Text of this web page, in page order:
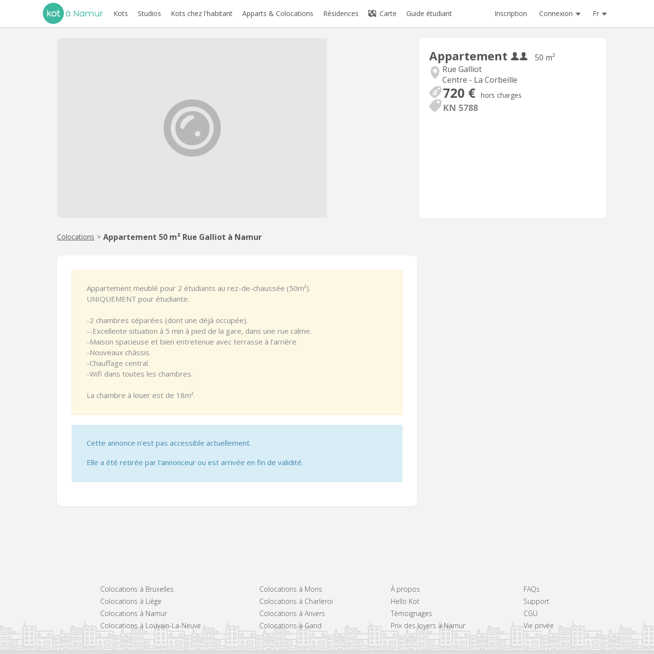
Kots Studios Kots chez l'habitant Apparts & Colocations Résidences Carte Guide étudiant Inscription Connexion Fr
Appartement
50 m²
Rue Galliot
Centre - La Corbeille
720 € hors charges
KN 5788
Colocations > Appartement 50 m² Rue Galliot à Namur
Appartement meublé pour 2 étudiants au rez-de-chaussée (50m²).
UNIQUEMENT pour étudiante.
-2 chambres séparées (dont une déjà occupée).
--Excellente situation à 5 min à pied de la gare, dans une rue calme.
-Maison spacieuse et bien entretenue avec terrasse à l'arrière.
-Nouveaux châssis.
-Chauffage central.
-Wifi dans toutes les chambres.
La chambre à louer est de 18m².
Cette annonce n'est pas accessible actuellement.
Elle a été retirée par l'annonceur ou est arrivée en fin de validité.
Colocations à Bruxelles
Colocations à Liège
Colocations à Namur
Colocations à Louvain-La-Neuve
Colocations à Mons
Colocations à Charleroi
Colocations à Anvers
Colocations à Gand
À propos
Hello Kot
Témoignages
Prix des loyers à Namur
FAQs
Support
CGU
Vie privée